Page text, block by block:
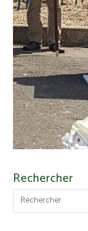
Rechercher